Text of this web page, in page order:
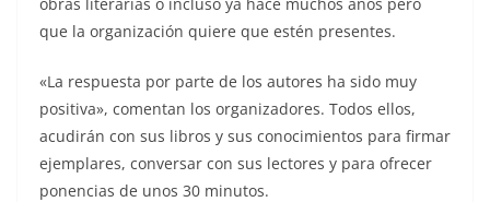
que la organización quiere que estén presentes.
«La respuesta por parte de los autores ha sido muy
positiva», comentan los organizadores. Todos ellos,
acudirán con sus libros y sus conocimientos para firmar
ejemplares, conversar con sus lectores y para ofrecer
ponencias de unos 30 minutos.